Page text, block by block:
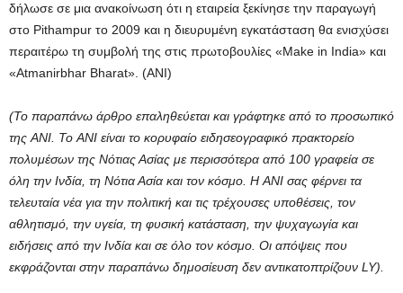
δήλωσε σε μια ανακοίνωση ότι η εταιρεία ξεκίνησε την παραγωγή
στο Pithampur το 2009 και η διευρυμένη εγκατάσταση θα ενισχύσει
περαιτέρω τη συμβολή της στις πρωτοβουλίες «Make in India» και
«Atmanirbhar Bharat». (ANI)
(Το παραπάνω άρθρο επαληθεύεται και γράφτηκε από το προσωπικό
της ANI. Το ANI είναι το κορυφαίο ειδησεογραφικό πρακτορείο
πολυμέσων της Νότιας Ασίας με περισσότερα από 100 γραφεία σε
όλη την Ινδία, τη Νότια Ασία και τον κόσμο. Η ANI σας φέρνει τα
τελευταία νέα για την πολιτική και τις τρέχουσες υποθέσεις, τον
αθλητισμό, την υγεία, τη φυσική κατάσταση, την ψυχαγωγία και
ειδήσεις από την Ινδία και σε όλο τον κόσμο. Οι απόψεις που
εκφράζονται στην παραπάνω δημοσίευση δεν αντικατοπτρίζουν LY).